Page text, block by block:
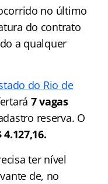
no último
do contrato
a qualquer
do Rio de
7 vagas
reserva. O
4.127,16.
ter nível
de, no